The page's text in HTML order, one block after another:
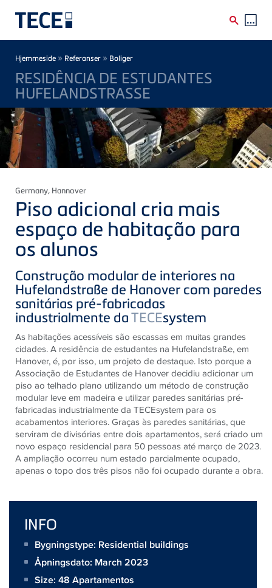
Breadcrumb
Hjemmeside » Referanser » Boliger
RESIDÊNCIA DE ESTUDANTES
HUFELANDSTRASSE
Germany, Hannover
Piso adicional cria mais
espaço de habitação para
os alunos
Construção modular de interiores na
Hufelandstraße de Hanover com paredes
sanitárias pré-fabricadas
industrialmente daTECEsystem
As habitações acessíveis são escassas em muitas grandes
cidades. A residência de estudantes na Hufelandstraße, em
Hanover, é, por isso, um projeto de destaque. Isto porque a
Associação de Estudantes de Hanover decidiu adicionar um
piso ao telhado plano utilizando um método de construção
modular leve em madeira e utilizar paredes sanitárias pré-
fabricadas industrialmente da TECEsystem para os
acabamentos interiores. Graças às paredes sanitárias, que
serviram de divisórias entre dois apartamentos, será criado um
novo espaço residencial para 50 pessoas até março de 2023.
A ampliação ocorreu num estado parcialmente ocupado,
apenas o topo dos três pisos não foi ocupado durante a obra.
INFO
Bygningstype: Residential buildings
Åpningsdato: March 2023
Size: 48 Apartamentos